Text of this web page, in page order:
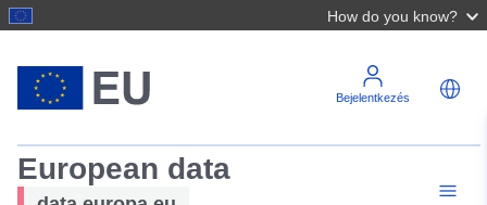
How do you know?
Bejelentkezés
European data